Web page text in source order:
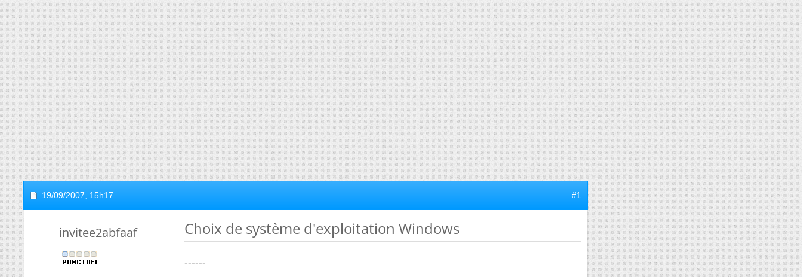
19/09/2007, 15h17 #1
invitee2abfaaf Choix de système d'exploitation Windows
------